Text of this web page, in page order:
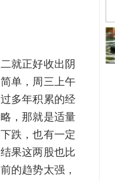
就正好收出阴
单，周三上午
多年积累的经
，那就是适量
跌，也有一定
果这两股也比
的趋势太强，